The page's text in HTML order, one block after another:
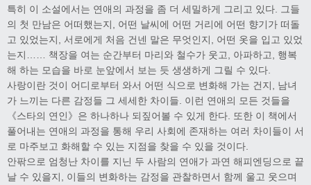
특히 이 소설에서는 연애의 과정을 좀 더 세밀하게 그리고 있다. 그들
의 첫 만남은 어떠했는지, 어떤 날씨에 어떤 거리에 어떤 향기가 떠돌
고 있었는지, 서로에게 처음 건넨 말은 무엇인지, 어떤 옷을 입고 있었
는지…… 책장을 여는 순간부터 마리와 철수가 웃고, 아파하고, 행복
해 하는 모습을 바로 눈앞에서 보는 듯 생생하게 그릴 수 있다.
사랑이란 것이 어디로부터 와서 어떤 식으로 변화해 가는 건지, 남녀
가 느끼는 다른 감정들 그 세세한 차이들. 이런 연애의 모든 것들을
《스타의 연인》은 하나하나 되짚어볼 수 있게 한다. 또한 이 책에서
풀어내는 연애의 과정을 통해 우리 사회에 존재하는 여러 차이들이 서
로 마주보고 화해할 수 있는 지점을 찾을 수 있을 것이다.
안팎으로 엄청난 차이를 지닌 두 사람의 연애가 과연 해피엔딩으로 끝
날 수 있을지, 이들의 변화하는 감정을 관찰하면서 함께 울고 웃으며